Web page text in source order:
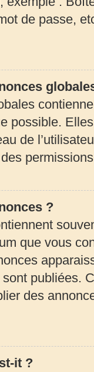
de passe,
possible.
de
?
que vous
publiées.
des
it ?